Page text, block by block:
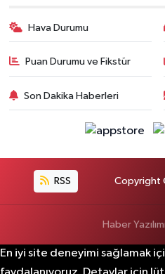
Hava Durumu
Puan Durumu ve Fikstür
Son Dakika Haberleri
RSS Copyright
Haber
En iyi site deneyimi sağlamak